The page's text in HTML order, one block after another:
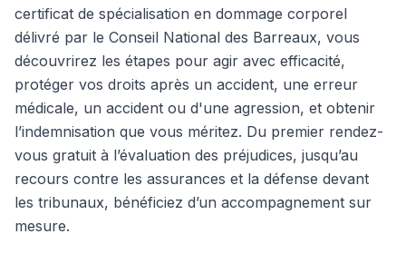
certificat de spécialisation en dommage corporel
délivré par le Conseil National des Barreaux, vous
découvrirez les étapes pour agir avec efficacité,
protéger vos droits après un accident, une erreur
médicale, un accident ou d'une agression, et obtenir
l’indemnisation que vous méritez. Du premier rendez-
vous gratuit à l’évaluation des préjudices, jusqu’au
recours contre les assurances et la défense devant
les tribunaux, bénéficiez d’un accompagnement sur
mesure.